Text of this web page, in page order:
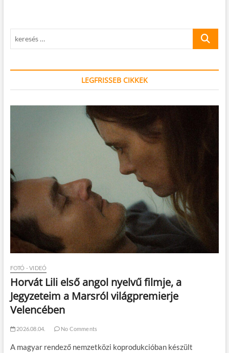
keresés
LEGFRISSEB CIKKEK
FOTÓ - VIDEÓ
Horvát Lili első angol nyelvű filmje, a
Jegyzeteim a Marsról világpremierje
Velencében
2026.08.04. No Comments
A magyar rendező nemzetközi koprodukcióban készült